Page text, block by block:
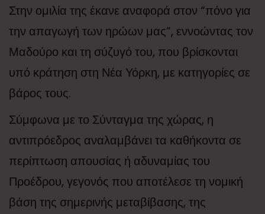
Στην ομιλία της έκανε αναφορά στον “πόνο για
την απαγωγή των ηρώων μας”, εννοώντας τον
Μαδούρο και τη σύζυγό του, που βρίσκονται
υπό κράτηση στη Νέα Υόρκη, με κατηγορίες σε
βάρος τους.
Σύμφωνα με το Σύνταγμα της χώρας, η
αντιπρόεδρος αναλαμβάνει τα καθήκοντα σε
περίπτωση απουσίας ή αδυναμίας του
Προέδρου, γεγονός που αποτέλεσε τη νομική
βάση της σημερινής μεταβίβασης, της